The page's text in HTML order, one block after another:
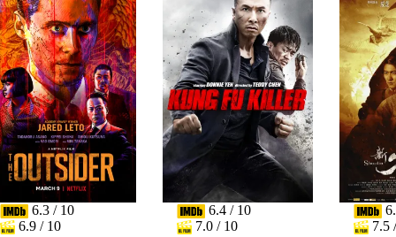
6.3 / 10
6.9 / 10
6.4 / 10
7.0 / 10
7.5